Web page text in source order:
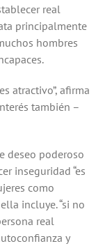
real
principalmente
hombres
atractivo”, afirma
también –
deseo poderoso
inseguridad “es
como
incluye. “si no
real
y